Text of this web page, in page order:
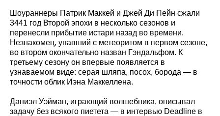
Шоураннеры Патрик Маккей и Джей Ди Пейн сжали
3441 год Второй эпохи в несколько сезонов и
перенесли прибытие истари назад во времени.
Незнакомец, упавший с метеоритом в первом сезоне,
во втором окончательно назван Гэндальфом. К
третьему сезону он впервые появляется в
узнаваемом виде: серая шляпа, посох, борода — в
точности облик Иэна Маккеллена.
Даниэл Уэйман, играющий волшебника, описывал
задачу без всякого пиетета — в интервью Deadline в